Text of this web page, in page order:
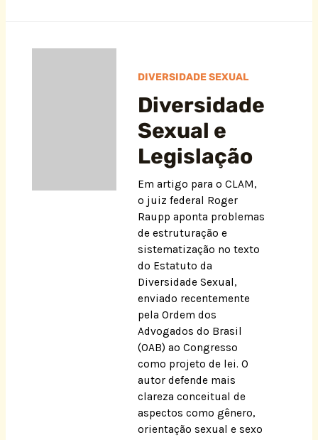
DIVERSIDADE SEXUAL
Diversidade
Sexual e
Legislação
Em artigo para o CLAM,
o juiz federal Roger
Raupp aponta problemas
de estruturação e
sistematização no texto
do Estatuto da
Diversidade Sexual,
enviado recentemente
pela Ordem dos
Advogados do Brasil
(OAB) ao Congresso
como projeto de lei. O
autor defende mais
clareza conceitual de
aspectos como gênero,
orientação sexual e sexo